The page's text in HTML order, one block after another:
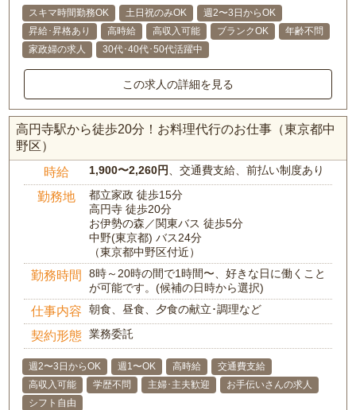
スキマ時間勤務OK 土日祝のみOK
週2〜3日からOK
昇給･昇格あり
高時給 高収入可能 ブランクOK
年齢不問
家政婦の求人
30代･40代･50代活躍中
この求人の詳細を見る
高円寺駅から徒歩20分！お料理代行のお仕事（東京都中
野区）
時給 1,900〜2,260円、交通費支給、前払い制度あり
勤務地
都立家政 徒歩15分
高円寺 徒歩20分
お伊勢の森／関東バス 徒歩5分
中野(東京都) バス24分
（東京都中野区付近）
勤務時間
8時～20時の間で1時間〜、好きな日に働くこと
が可能です。(候補の日時から選択)
仕事内容 朝食、昼食、夕食の献立･調理など
契約形態 業務委託
週2〜3日からOK 週1〜OK 高時給
交通費支給
高収入可能
学歴不問 主婦･主夫歓迎
お手伝いさんの求人
シフト自由